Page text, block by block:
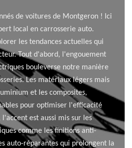
de voitures de Montgeron ! Ici
local en carrosserie auto.
les tendances actuelles qui
Tout d'abord, l'engouement
bouleverse notre manière
Les matériaux légers mais
et les composites,
pour optimiser l'efficacité
est aussi mis sur les
comme les finitions anti-
auto-réparantes qui prolongent la